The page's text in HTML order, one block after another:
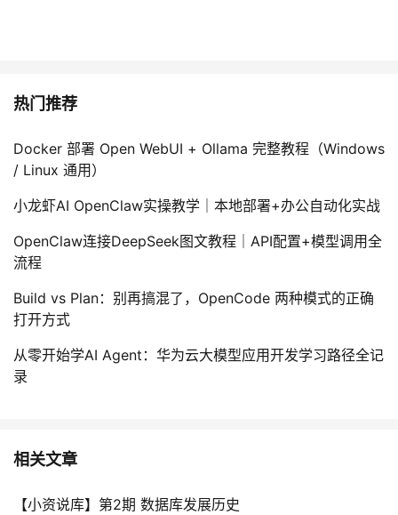
热门推荐
Docker 部署 Open WebUI + Ollama 完整教程（Windows
/ Linux 通用）
小龙虾AI OpenClaw实操教学｜本地部署+办公自动化实战
OpenClaw连接DeepSeek图文教程｜API配置+模型调用全
流程
Build vs Plan：别再搞混了，OpenCode 两种模式的正确
打开方式
从零开始学AI Agent：华为云大模型应用开发学习路径全记
录
相关文章
【小资说库】第2期 数据库发展历史